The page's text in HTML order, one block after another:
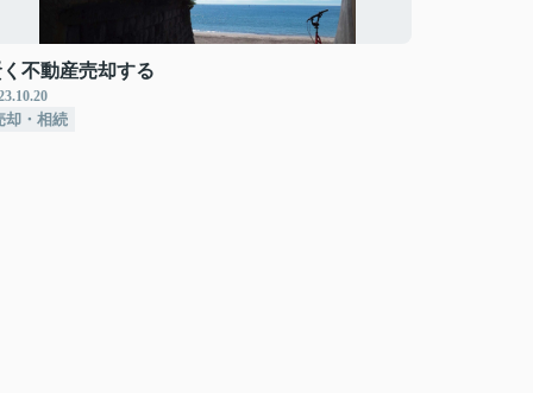
不動産売却する
却・相続